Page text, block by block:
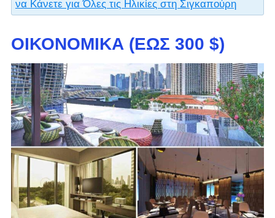
να Κάνετε για Όλες τις Ηλικίες στη Σιγκαπούρη
ΟΙΚΟΝΟΜΙΚΆ (ΈΩΣ 300 $)